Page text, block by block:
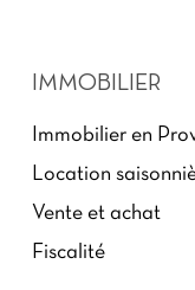
IMMOBILIER
Immobilier en
Location
Vente et achat
Fiscalité